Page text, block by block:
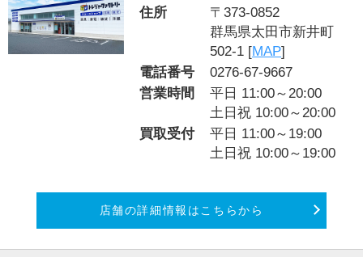
住所
〒373-0852
群馬県太田市新井町
502-1 [MAP]
電話番号
0276-67-9667
営業時間
平日 11:00～20:00
土日祝 10:00～20:00
買取受付
平日 11:00～19:00
土日祝 10:00～19:00
店舗の詳細情報はこちらから